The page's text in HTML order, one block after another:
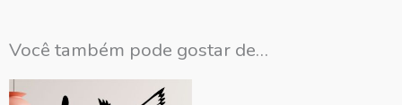
Você também pode gostar de…